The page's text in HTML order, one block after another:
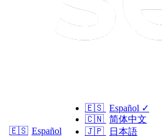
🇪🇸 Español
🇪🇸 Español ✓
🇨🇳 简体中文
🇯🇵
日本語